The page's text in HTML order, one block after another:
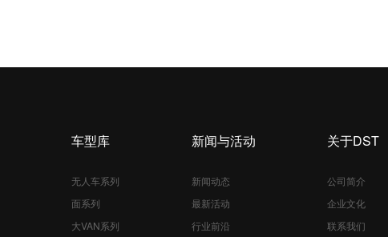
车型库
无人车系列
面系列
大VAN系列
新闻与活动
新闻动态
最新活动
行业前沿
关于DST
公司简介
企业文化
联系我们